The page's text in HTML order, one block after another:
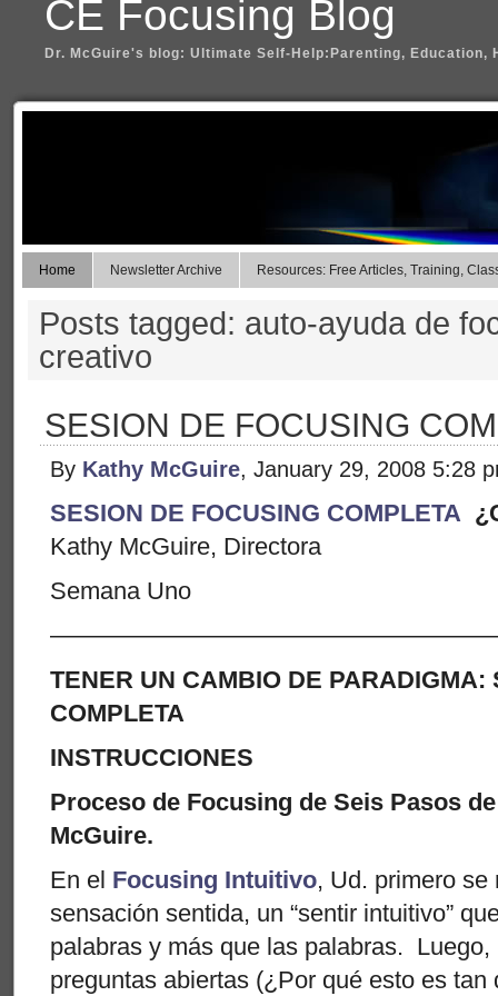
CE Focusing Blog
Dr. McGuire's blog: Ultimate Self-Help:Parenting, Education,
Home Newsletter Archive Resources: Free Articles, Training,
Posts tagged: auto-ayuda de
creativo
SESION DE FOCUSING
By Kathy McGuire, January 29, 2008 5:28
SESION DE FOCUSING COMPLETA
Kathy McGuire, Directora
Semana Uno
TENER UN CAMBIO DE PARADIGMA:
COMPLETA
INSTRUCCIONES
Proceso de Focusing de Seis Pasos
McGuire.
En el Focusing Intuitivo, Ud. primero se
sensación sentida, un “sentir intuitivo”
palabras y más que las palabras.
preguntas abiertas (¿Por qué esto es